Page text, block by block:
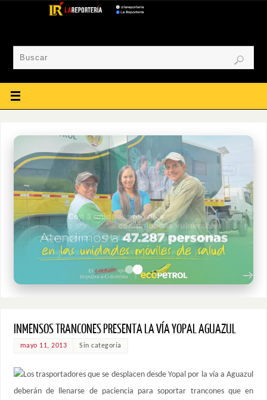
INMENSOS TRANCONES PRESENTA LA VÍA YOPAL AGUAZUL
mayo 11, 2013 Sin categoría
Los trasportadores que se desplacen desde Yopal por la vía a Aguazul
deberán de llenarse de paciencia para soportar trancones que en